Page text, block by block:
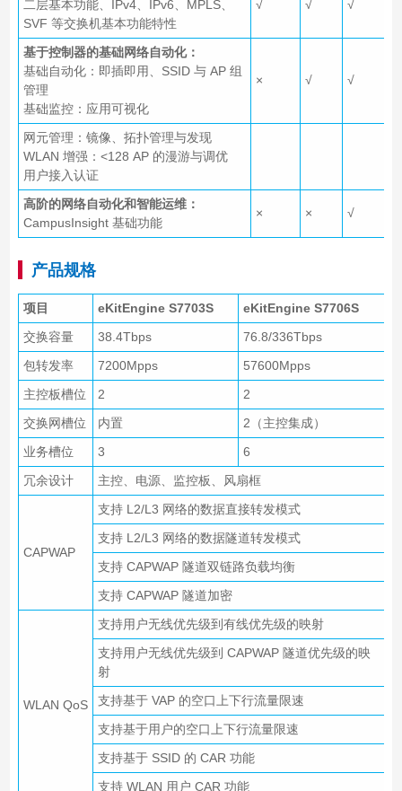
二层基本功能、IPv4、IPv6、MPLS、
SVF 等交换机基本功能特性
√ √ √
基于控制器的基础网络自动化：
基础自动化：即插即用、SSID 与 AP 组
管理
基础监控：应用可视化
× √ √
网元管理：镜像、拓扑管理与发现
WLAN 增强：<128 AP 的漫游与调优
用户接入认证
高阶的网络自动化和智能运维：
CampusInsight 基础功能
× × √
产品规格
项目 eKitEngine S7703S
eKitEngine S7706S
交换容量
38.4Tbps
76.8/336Tbps
包转发率
7200Mpps
57600Mpps
主控板槽位
2
2
交换网槽位
内置
2（主控集成）
业务槽位
3
6
冗余设计
主控、电源、监控板、风扇框
CAPWAP
支持 L2/L3 网络的数据直接转发模式
支持 L2/L3 网络的数据隧道转发模式
支持 CAPWAP 隧道双链路负载均衡
支持 CAPWAP 隧道加密
WLAN QoS
支持用户无线优先级到有线优先级的映射
支持用户无线优先级到 CAPWAP 隧道优先级的映
射
支持基于 VAP 的空口上下行流量限速
支持基于用户的空口上下行流量限速
支持基于 SSID 的 CAR 功能
支持 WLAN 用户 CAR 功能